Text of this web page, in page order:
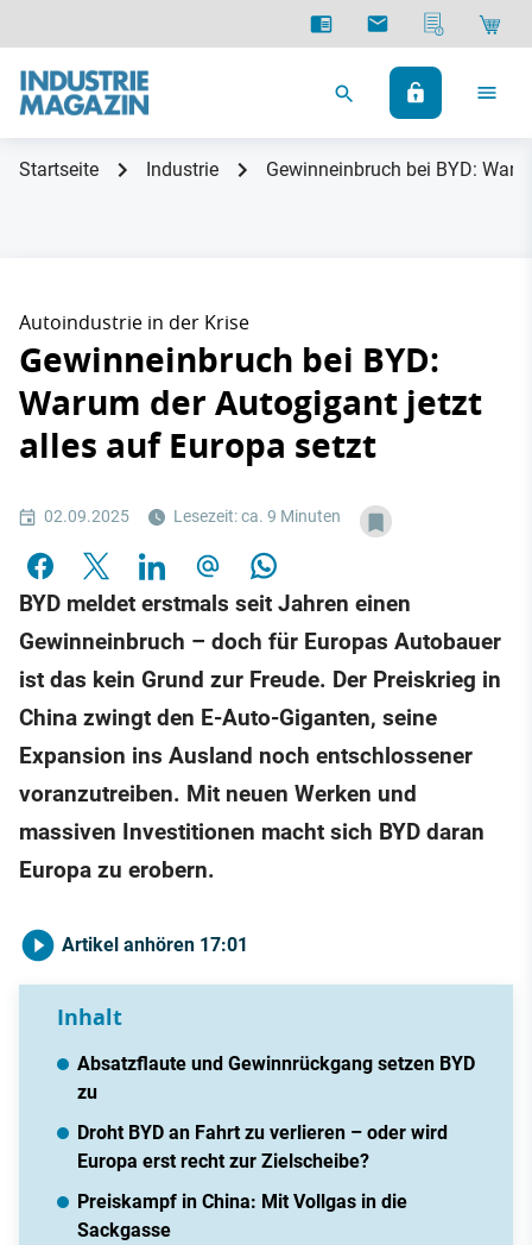
Startseite Industrie Gewinneinbruch bei BYD:
Autoindustrie in der Krise
Gewinneinbruch bei BYD:
Warum der Autogigant jetzt
alles auf Europa setzt
02.09.2025 Lesezeit: ca. 9 Minuten
BYD meldet erstmals seit Jahren einen
Gewinneinbruch – doch für Europas Autobauer
ist das kein Grund zur Freude. Der Preiskrieg in
China zwingt den E-Auto-Giganten, seine
Expansion ins Ausland noch entschlossener
voranzutreiben. Mit neuen Werken und
massiven Investitionen macht sich BYD daran
Europa zu erobern.
Artikel anhören 17:01
Inhalt
Absatzflaute und Gewinnrückgang setzen BYD
zu
Droht BYD an Fahrt zu verlieren – oder wird
Europa erst recht zur Zielscheibe?
Preiskampf in China: Mit Vollgas in die
Sackgasse